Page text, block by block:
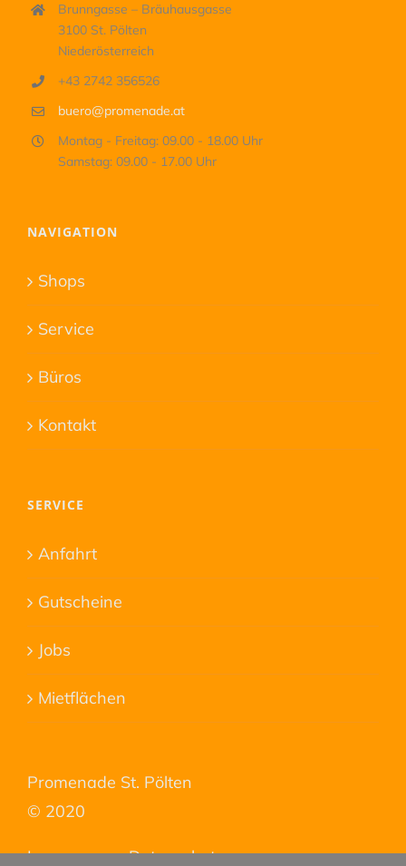
Brunngasse – Bräuhausgasse
3100 St. Pölten
Niederösterreich
+43 2742 356526
buero@promenade.at
Montag - Freitag: 09.00 - 18.00 Uhr
Samstag: 09.00 - 17.00 Uhr
NAVIGATION
Shops
Service
Büros
Kontakt
SERVICE
Anfahrt
Gutscheine
Jobs
Mietflächen
Promenade St. Pölten
© 2020
Impressum–Datenschutz